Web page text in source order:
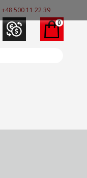
+48 500 11 22 39
0